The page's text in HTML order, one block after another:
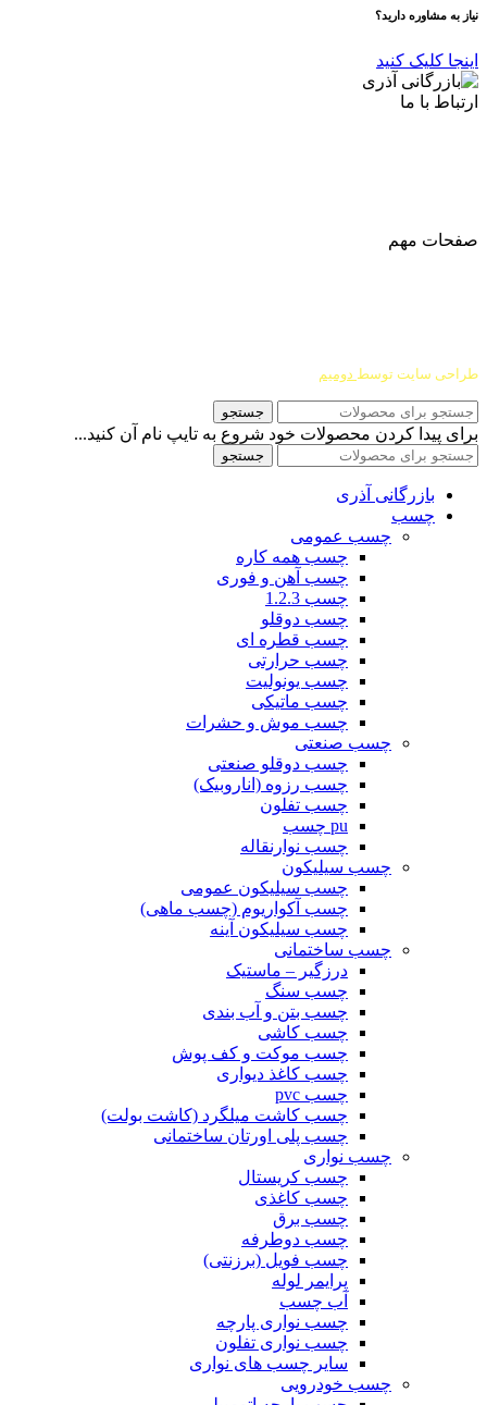
نیاز به مشاوره دارید؟
اینجا کلیک کنید
ارتباط با ما
صفحات مهم
طراحی سایت توسط دومیم
جستجو
برای پیدا کردن محصولات خود شروع به تایپ نام آن کنید...
جستجو
بازرگانی آذری
چسب
چسب عمومی
چسب همه کاره
چسب آهن و فوری
چسب 1.2.3
چسب دوقلو
چسب قطره ای
چسب حرارتی
چسب یونولیت
چسب ماتیکی
چسب موش و حشرات
چسب صنعتی
چسب دوقلو صنعتی
چسب رزوه (اناروبیک)
چسب تفلون
pu چسب
چسب نوارنقاله
چسب سیلیکون
چسب سیلیکون عمومی
چسب آکواریوم (چسب ماهی)
چسب سیلیکون آینه
چسب ساختمانی
درزگیر – ماستیک
چسب سنگ
چسب بتن و آب بندی
چسب کاشی
چسب موکت و کف پوش
چسب کاغذ دیواری
چسب pvc
چسب کاشت میلگرد (کاشت بولت)
چسب پلی اورتان ساختمانی
چسب نواری
چسب کریستال
چسب کاغذی
چسب برق
چسب دوطرفه
چسب فویل (برزنتی)
پرایمر لوله
آب چسب
چسب نواری پارچه
چسب نواری تفلون
سایر چسب های نواری
چسب خودرویی